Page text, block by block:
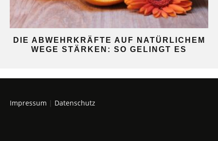
DIE ABWEHRKRÄFTE AUF NATÜRLICHEM
WEGE STÄRKEN: SO GELINGT ES
Impressum | Datenschutz